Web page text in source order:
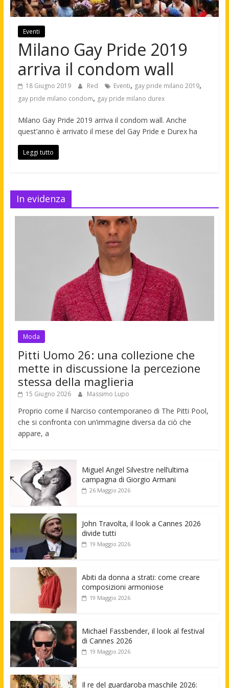
Eventi
Milano Gay Pride 2019
arriva il condom wall
18 Giugno 2019 Red Eventi, gay pride milano 2019,
gay pride milano condom, gay pride milano durex
Milano Gay Pride 2019 arriva il condom wall. Anche
quest’anno è arrivato il mese del Gay Pride e Durex ha
Leggi tutto
In evidenza
Moda
Pitti Uomo 26: una collezione che
mette in discussione la percezione
stessa della maglieria
15 Giugno 2026 Massimo Lupo
Proprio come il Narciso contemporaneo di The Pitti Pool,
che si confronta con un’immagine diversa da ciò che
appare, a
Miguel Angel Silvestre nell’ultima
campagna di Giorgio Armani
26 Maggio 2026
John Travolta, il look a Cannes 2026
divide tutti
19 Maggio 2026
Abiti da donna a strati: come creare
composizioni armoniose
19 Maggio 2026
Michael Fassbender, il look al festival
di Cannes 2026
19 Maggio 2026
Il re del guardaroba maschile 2026: